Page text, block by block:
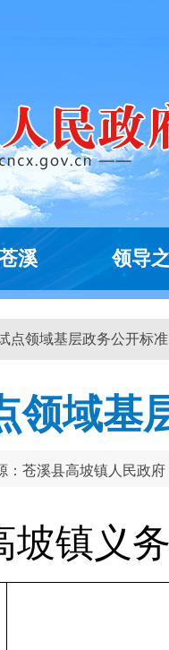
溪 领导
点领域基层政务公开标
领域基
：苍溪县高坡镇人民政府
坡镇义